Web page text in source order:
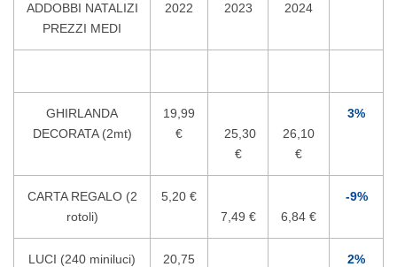
ADDOBBI NATALIZI
PREZZI MEDI
2022 2023 2024
GHIRLANDA
DECORATA (2mt)
19,99
€
25,30
€
26,10
€
3%
CARTA REGALO (2
rotoli)
5,20 €
7,49 €
6,84 €
-9%
LUCI (240 miniluci)
20,75
2%